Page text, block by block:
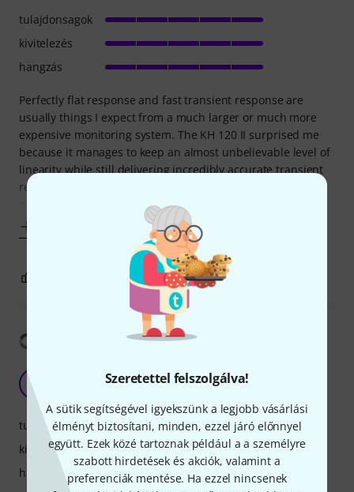
Szeretettel felszolgálva!
A sütik segítségével igyekszünk a legjobb vásárlási
élményt biztosítani, minden, ezzel járó előnnyel
együtt. Ezek közé tartoznak például a a személyre
szabott hirdetések és akciók, valamint a
preferenciák mentése. Ha ezzel nincsenek
Perfectly flat response and fast transient response are
usually things I expect from a much larger or much more
expensive monitoring system. The KH 120 II surprised me
because it manages to keep an almost unbelievable level of
linearity while still delivering incredibly accurate transient
response in a compact 5.25-inch format. Looking at the
published measurement
tulajdonsagok
kivitelezés
hangzás
JELENTEM!
Fordítás megjelenítése
R Exceeding already high expectations
tulajdonsagok
kivitelezés
hangzás